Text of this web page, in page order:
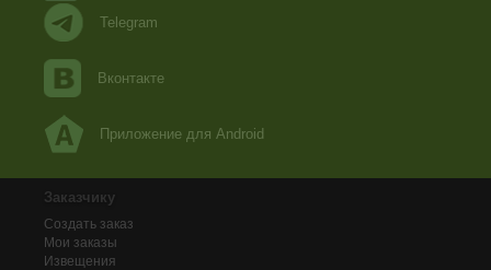
Telegram
Вконтакте
Приложение для Android
Заказчику
Создать заказ
Мои заказы
Извещения